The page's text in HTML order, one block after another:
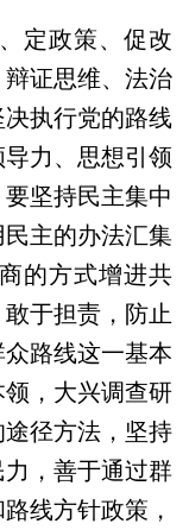
定政策、促改
证思维、法治
执行党的路线
力、思想引领
坚持民主集中
主的办法汇集
的方式增进共
于担责，防止
路线这一基本
，大兴调查研
径方法，坚持
，善于通过群
线方针政策，